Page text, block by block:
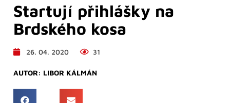
Startují přihlášky na
Brdského kosa
26. 04. 2020 31
AUTOR: LIBOR KÁLMÁN